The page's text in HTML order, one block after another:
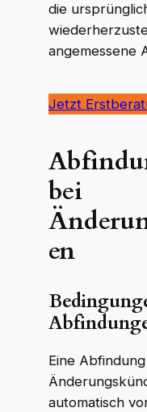
die
angemessene
Jetzt
bei
en
Eine
automatisch